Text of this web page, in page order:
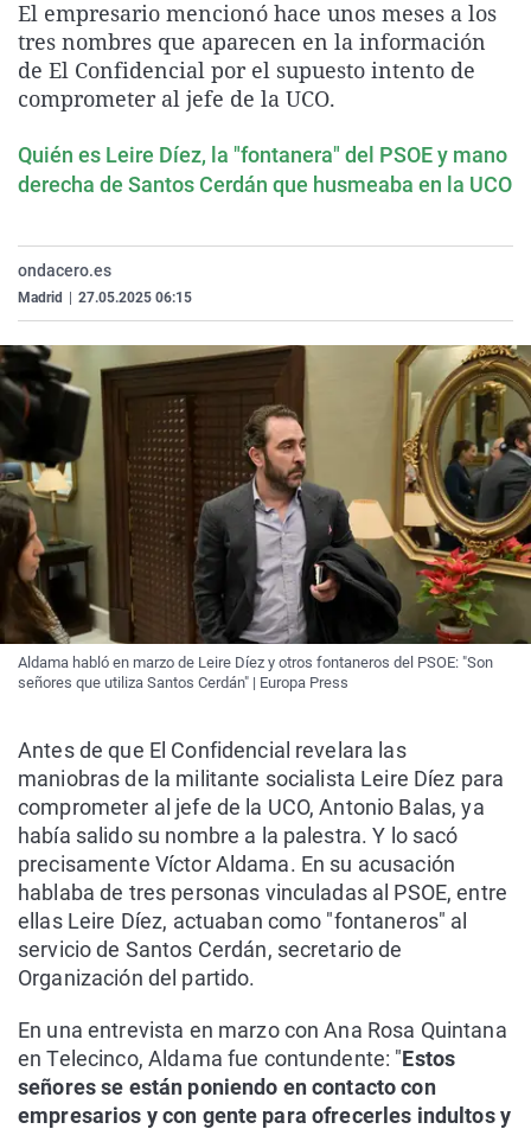
La rosa de los vientos
Gente viajera
Caso
Retornados
Operación Viuda
Extremadura
Galicia
Navarra
País Vasco
Virales
Televisión
El empresario mencionó hace unos meses a los
tres nombres que aparecen en la información
de El Confidencial por el supuesto intento de
comprometer al jefe de la UCO.
Quién es Leire Díez, la "fontanera" del PSOE y mano
derecha de Santos Cerdán que husmeaba en la UCO
ondacero.es
Madrid 27.05.2025 06:15
Aldama habló en marzo de Leire Díez y otros fontaneros del PSOE: "Son
señores que utiliza Santos Cerdán" | Europa Press
Antes de que El Confidencial revelara las
maniobras de la militante socialista Leire Díez para
comprometer al jefe de la UCO, Antonio Balas, ya
había salido su nombre a la palestra. Y lo sacó
precisamente Víctor Aldama. En su acusación
hablaba de tres personas vinculadas al PSOE, entre
ellas Leire Díez, actuaban como "fontaneros" al
servicio de Santos Cerdán, secretario de
Organización del partido.
En una entrevista en marzo con Ana Rosa Quintana
en Telecinco, Aldama fue contundente: "Estos
señores se están poniendo en contacto con
empresarios y con gente para ofrecerles indultos y